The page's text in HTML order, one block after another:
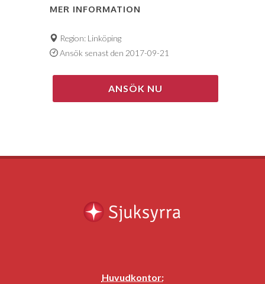
MER INFORMATION
Region: Linköping
Ansök senast den 2017-09-21
ANSÖK NU
Huvudkontor: